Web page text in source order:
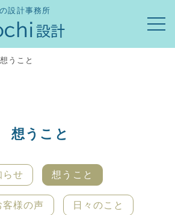
設計事務所
うこと
想うこと
らせ 想うこと
客様の声 日々のこと